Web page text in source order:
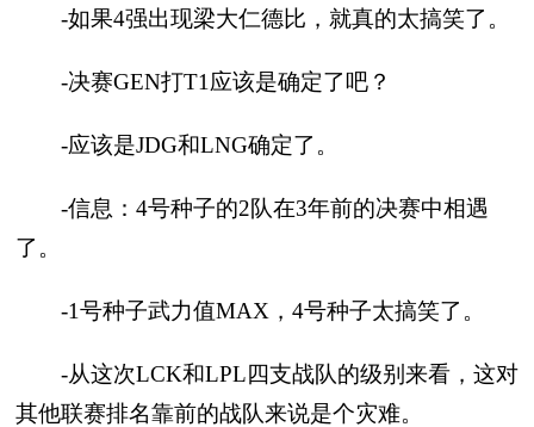
-如果4强出现梁大仁德比，就真的太搞笑了。
-决赛GEN打T1应该是确定了吧？
-应该是JDG和LNG确定了。
-信息：4号种子的2队在3年前的决赛中相遇
了。
-1号种子武力值MAX，4号种子太搞笑了。
-从这次LCK和LPL四支战队的级别来看，这对
其他联赛排名靠前的战队来说是个灾难。